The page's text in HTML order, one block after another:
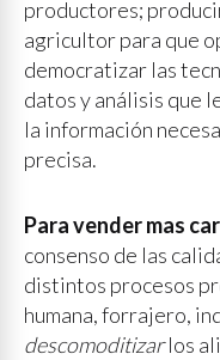
productores;
agricultor para que
democratizar las
datos y análisis que
la información
precisa.
Para vender mas
consenso de las
distintos procesos
humana, forrajero,
descomoditizarlos